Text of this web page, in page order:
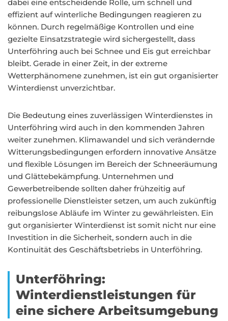
dabei eine entscheidende Rolle, um schnell und
effizient auf winterliche Bedingungen reagieren zu
können. Durch regelmäßige Kontrollen und eine
gezielte Einsatzstrategie wird sichergestellt, dass
Unterföhring auch bei Schnee und Eis gut erreichbar
bleibt. Gerade in einer Zeit, in der extreme
Wetterphänomene zunehmen, ist ein gut organisierter
Winterdienst unverzichtbar.
Die Bedeutung eines zuverlässigen Winterdienstes in
Unterföhring wird auch in den kommenden Jahren
weiter zunehmen. Klimawandel und sich verändernde
Witterungsbedingungen erfordern innovative Ansätze
und flexible Lösungen im Bereich der Schneeräumung
und Glättebekämpfung. Unternehmen und
Gewerbetreibende sollten daher frühzeitig auf
professionelle Dienstleister setzen, um auch zukünftig
reibungslose Abläufe im Winter zu gewährleisten. Ein
gut organisierter Winterdienst ist somit nicht nur eine
Investition in die Sicherheit, sondern auch in die
Kontinuität des Geschäftsbetriebs in Unterföhring.
Unterföhring:
Winterdienstleistungen für
eine sichere Arbeitsumgebung